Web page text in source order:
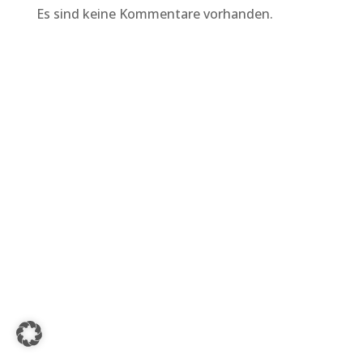
Es sind keine Kommentare vorhanden.